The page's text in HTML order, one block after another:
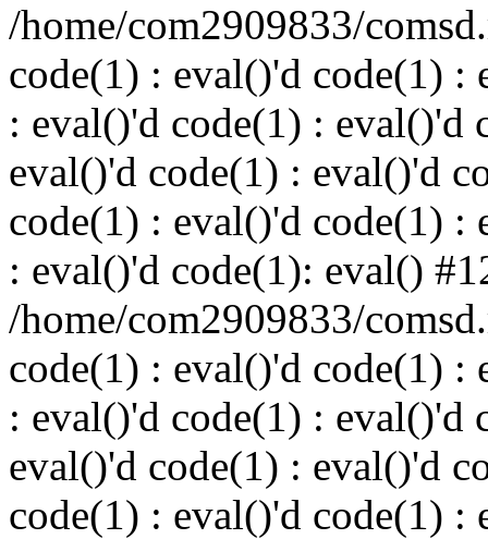
/home/com2909833/
code(1) : eval()'d code(1) :
: eval()'d code(1) : eval()'d
eval()'d code(1) : eval()'d
code(1) : eval()'d code(1) :
: eval()'d code(1): eval()
/home/com2909833/
code(1) : eval()'d code(1) :
: eval()'d code(1) : eval()'d
eval()'d code(1) : eval()'d
code(1) : eval()'d code(1) :